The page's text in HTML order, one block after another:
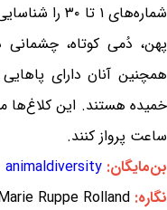
شماره‌های ۱
پهن، دُمی کوتاه،
همچنین آنان دارای
ساعت پرواز کنند.
بن‌مایگان: animaldiversity
نگاره: Ruppe Rolland